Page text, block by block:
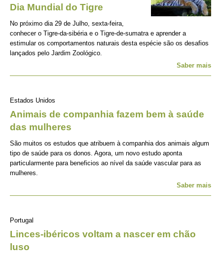
Dia Mundial do Tigre
No próximo dia 29 de Julho, sexta-feira,
conhecer o Tigre-da-sibéria e o Tigre-de-sumatra e aprender a
estimular os comportamentos naturais desta espécie são os desafios
lançados pelo Jardim Zoológico.
Saber mais
Estados Unidos
Animais de companhia fazem bem à saúde
das mulheres
São muitos os estudos que atribuem à companhia dos animais algum
tipo de saúde para os donos. Agora, um novo estudo aponta
particularmente para beneficios ao nível da saúde vascular para as
mulheres.
Saber mais
Portugal
Linces-ibéricos voltam a nascer em chão
luso